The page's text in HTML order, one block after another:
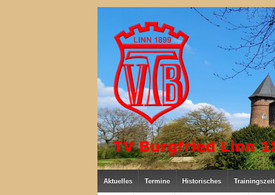
Aktuelles Termine Historisches